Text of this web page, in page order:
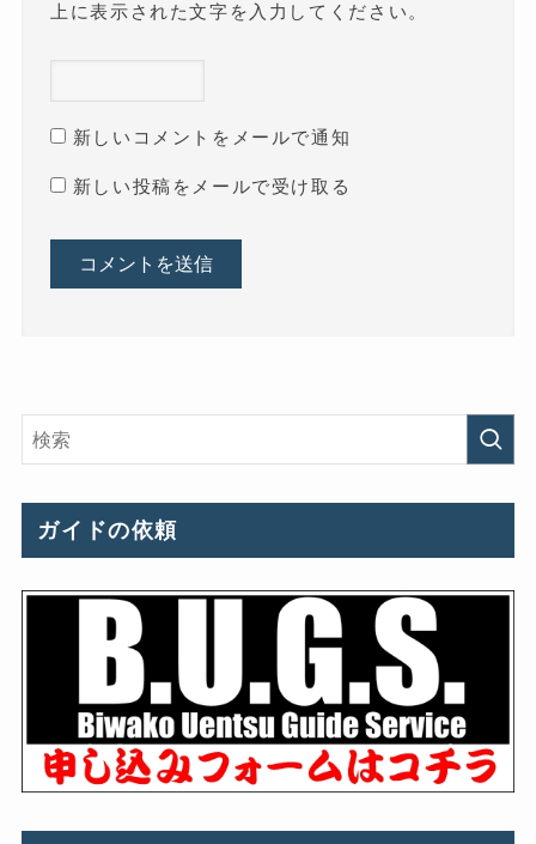
上に表示された文字を入力してください。
新しいコメントをメールで通知
新しい投稿をメールで受け取る
ガイドの依頼